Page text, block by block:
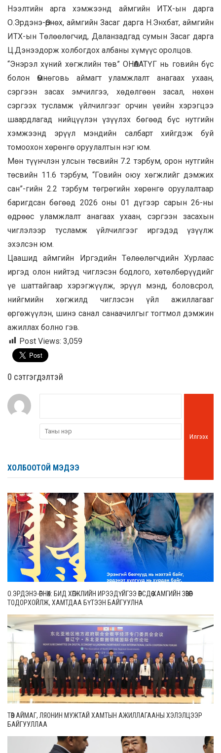
Нээлтийн арга хэмжээнд аймгийн ИТХ-ын дарга
О.Эрдэнэ-Өрнөх, аймгийн Засаг дарга Н.Энхбат, аймгийн
ИТХ-ын Төлөөлөгчид, Даланзадгад сумын Засаг дарга
Ц.Дэнээдорж холбогдох албаны хүмүүс оролцов.
“Энэрэл хүний хөгжлийн төв” ОНӨААТҮГ нь говийн бүс
болон Өмнөговь аймагт уламжлалт анагаах ухаан,
сэргээн засах эмчилгээ, хөдөлгөөн засал, нөхөн
сэргээх тусламж үйлчилгээг орчин үеийн хэрэгцээ
шаардлагад нийцүүлэн үзүүлэх бөгөөд бүс нутгийн
хэмжээнд эрүүл мэндийн салбарт хийгдэж буй
томоохон хөрөнгө оруулалтын нэг юм.
Мөн түүнчлэн улсын төсвийн 7.2 тэрбум, орон нутгийн
төсвийн 11.6 тэрбум, “Говийн оюу хөгжлийг дэмжих
сан”-гийн 2.2 тэрбум төгрөгийн хөрөнгө оруулалтаар
баригдсан бөгөөд 2026 оны 01 дүгээр сарын 26-ны
өдрөөс уламжлалт анагаах ухаан, сэргээн засахын
чиглэлээр тусламж үйлчилгээг иргэдэд үзүүлж
эхэлсэн юм.
Цаашид аймгийн Иргэдийн Төлөөлөгчдийн Хурлаас
иргэд олон нийтэд чиглэсэн бодлого, хөтөлбөрүүдийг
үе шаттайгаар хэрэгжүүлж, эрүүл мэнд, боловсрол,
нийгмийн хөгжилд чиглэсэн үйл ажиллагааг
өргөжүүлэн, шинэ санал санаачилгыг тогтмол дэмжин
ажиллах болно гэв.
Post Views: 3,059
0 cэтгэгдэлтэй
Илгээх
ХОЛБООТОЙ МЭДЭЭ
О.ЭРДЭНЭ-ӨРНӨХ: БИД ХӨГЖЛИЙН ИРЭЭДҮЙГЭЭ ӨӨРСДӨӨ ХАМГИЙН ЗӨВӨӨР
ТОДОРХОЙЛЖ, ХАМТДАА БҮТЭЭН БАЙГУУЛНА
ТӨВ АЙМАГ, ЛЯОНИН МУЖТАЙ ХАМТЫН АЖИЛЛАГААНЫ ХЭЛЭЛЦЭЭР
БАЙГУУЛЛАА